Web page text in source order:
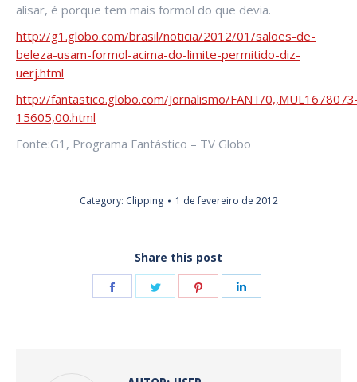
alisar, é porque tem mais formol do que devia.
http://g1.globo.com/brasil/noticia/2012/01/saloes-de-
beleza-usam-formol-acima-do-limite-permitido-diz-
uerj.html
http://fantastico.globo.com/Jornalismo/FANT/
15605,00.html
Fonte:G1, Programa Fantástico – TV Globo
Category: Clipping 1 de fevereiro de 2012
Share this post
Share
Share
Share